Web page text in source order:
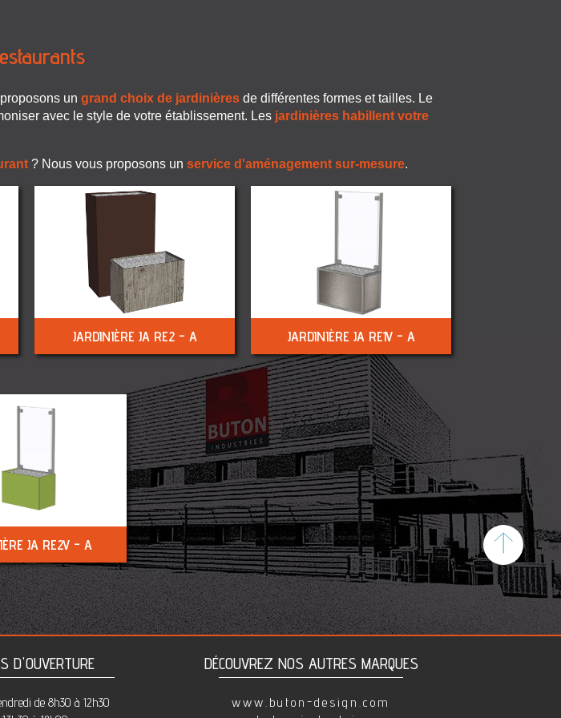
un grand choix de jardinières de différentes formes et tailles. Le
avec le style de votre établissement. Les jardinières habillent votre
? Nous vous proposons un service d'aménagement sur-mesure.
JARDINIÈRE JA RE2 - A JARDINIÈRE JA RE1V - A
JA RE2V - A Top
D'OUVERTURE
de 8h30 à 12h30
DÉCOUVREZ NOS AUTRES MARQUES
www.buton-design.com